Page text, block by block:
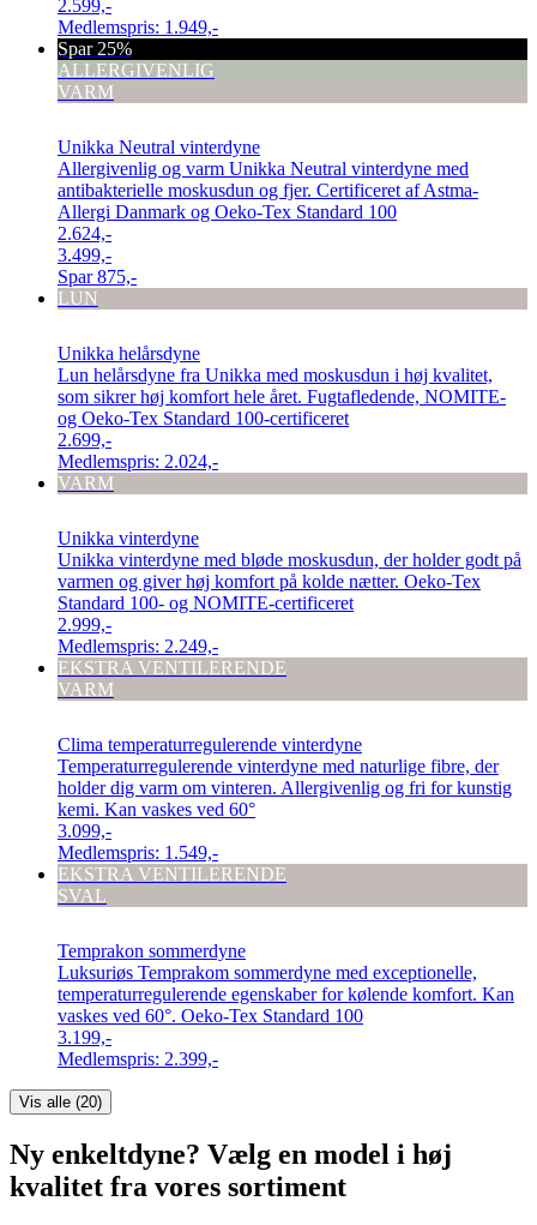
2.599,-
Medlemspris: 1.949,-
Spar 25%
ALLERGIVENLIG
VARM
Unikka Neutral vinterdyne
Allergivenlig og varm Unikka Neutral vinterdyne med
antibakterielle moskusdun og fjer. Certificeret af Astma-
Allergi Danmark og Oeko-Tex Standard 100
2.624,-
3.499,-
Spar875,-
LUN
Unikka helårsdyne
Lun helårsdyne fra Unikka med moskusdun i høj kvalitet,
som sikrer høj komfort hele året. Fugtafledende, NOMITE-
og Oeko-Tex Standard 100-certificeret
2.699,-
Medlemspris: 2.024,-
VARM
Unikka vinterdyne
Unikka vinterdyne med bløde moskusdun, der holder godt på
varmen og giver høj komfort på kolde nætter. Oeko-Tex
Standard 100- og NOMITE-certificeret
2.999,-
Medlemspris: 2.249,-
EKSTRA VENTILERENDE
VARM
Clima temperaturregulerende vinterdyne
Temperaturregulerende vinterdyne med naturlige fibre, der
holder dig varm om vinteren. Allergivenlig og fri for kunstig
kemi. Kan vaskes ved 60°
3.099,-
Medlemspris: 1.549,-
EKSTRA VENTILERENDE
SVAL
Temprakon sommerdyne
Luksuriøs Temprakom sommerdyne med exceptionelle,
temperaturregulerende egenskaber for kølende komfort. Kan
vaskes ved 60°. Oeko-Tex Standard 100
3.199,-
Medlemspris: 2.399,-
Vis alle (20)
Ny enkeltdyne? Vælg en model i høj
kvalitet fra vores sortiment